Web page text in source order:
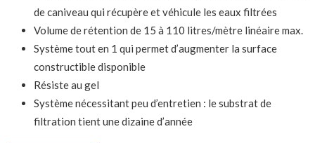
de caniveau qui récupère et véhicule les eaux filtrées
Volume de rétention de 15 à 110 litres/mètre linéaire max.
Système tout en 1 qui permet d’augmenter la surface
constructible disponible
Résiste au gel
Système nécessitant peu d’entretien : le substrat de
filtration tient une dizaine d’année